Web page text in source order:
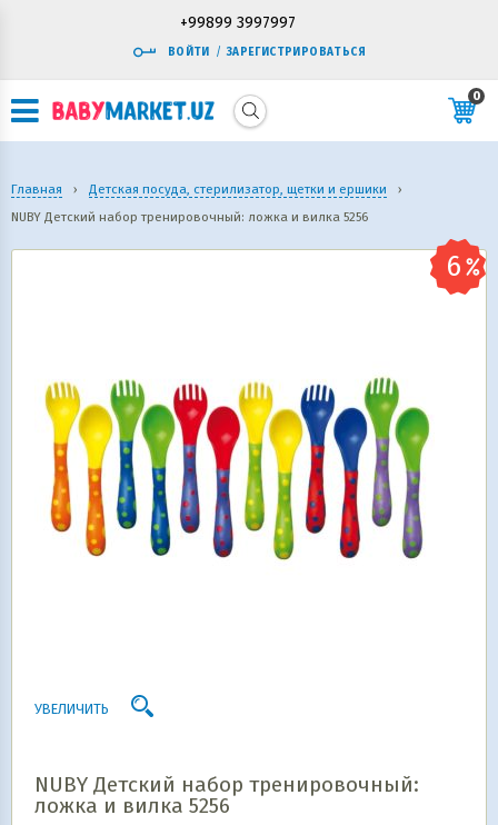
+99899 3997997
ВОЙТИ / ЗАРЕГИСТРИРОВАТЬСЯ
0
Главная › Детская посуда, стерилизатор, щетки и ершики
›
NUBY Детский набор тренировочный: ложка и вилка 5256
УВЕЛИЧИТЬ
NUBY Детский набор тренировочный:
ложка и вилка 5256